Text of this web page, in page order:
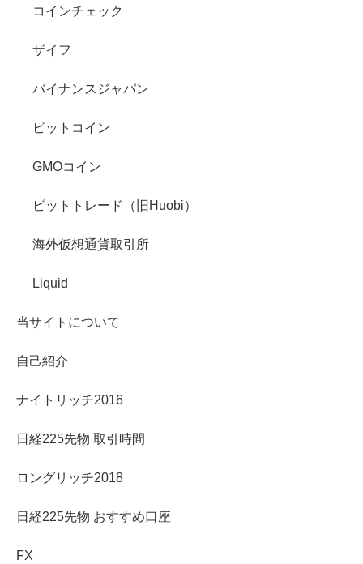
コインチェック
ザイフ
バイナンスジャパン
ビットコイン
GMOコイン
ビットトレード（旧Huobi）
海外仮想通貨取引所
Liquid
当サイトについて
自己紹介
ナイトリッチ2016
日経225先物 取引時間
ロングリッチ2018
日経225先物 おすすめ口座
FX